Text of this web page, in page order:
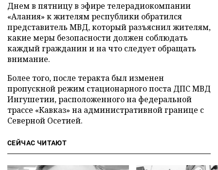
Днем в пятницу в эфире телерадиокомпании
«Алания» к жителям республики обратился
представитель МВД, который разъяснил жителям,
какие меры безопасности должен соблюдать
каждый гражданин и на что следует обращать
внимание.
Более того, после теракта был изменен
пропускной режим стационарного поста ДПС МВД
Ингушетии, расположенного на федеральной
трассе «Кавказ» на административной границе с
Северной Осетией.
СЕЙЧАС ЧИТАЮТ